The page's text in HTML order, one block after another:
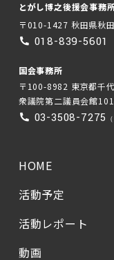
とがし博之後援会事務
〒010-1427 秋田県秋
018-839-5601
国会事務所
〒100-8982 東京都千
衆議院第二議員会館
03-3508-7275
HOME
活動予定
活動レポート
動画